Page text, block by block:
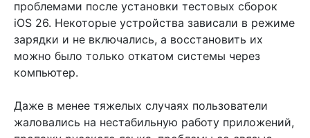
проблемами после установки тестовых сборок
iOS 26. Некоторые устройства зависали в режиме
зарядки и не включались, а восстановить их
можно было только откатом системы через
компьютер.
Даже в менее тяжелых случаях пользователи
жаловались на нестабильную работу приложений,